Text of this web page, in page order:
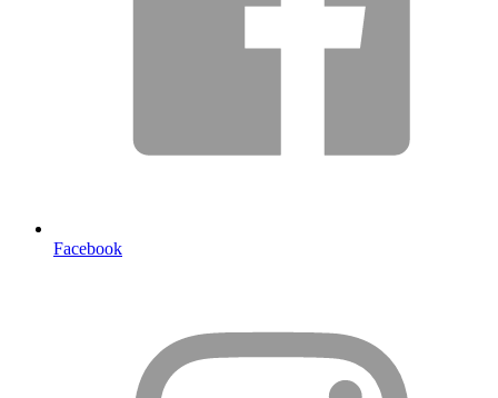
Facebook